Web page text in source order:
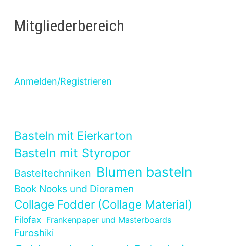
Mitgliederbereich
Anmelden/Registrieren
Basteln mit Eierkarton
Basteln mit Styropor
Basteltechniken Blumen basteln
Book Nooks und Dioramen
Collage Fodder (Collage Material)
Filofax Frankenpaper und Masterboards
Furoshiki